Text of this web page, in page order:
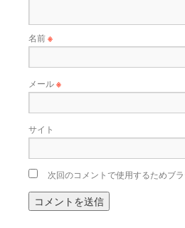
名前※
メール※
サイト
次回のコメントで使用するためブ